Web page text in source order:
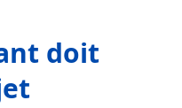
doit